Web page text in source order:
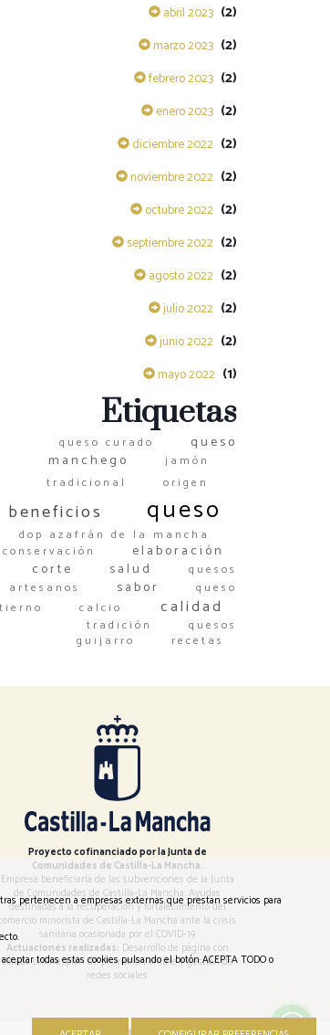
abril 2023 (2)
marzo 2023 (2)
febrero 2023 (2)
enero 2023 (2)
diciembre 2022 (2)
noviembre 2022 (2)
octubre 2022 (2)
septiembre 2022 (2)
agosto 2022 (2)
julio 2022 (2)
junio 2022 (2)
mayo 2022 (1)
Etiquetas
queso curado
queso
manchego
jamón
tradicional
origen
beneficios queso
dop azafrán de la mancha
conservación
elaboración
corte
salud
quesos
artesanos
sabor
queso
tierno
calcio calidad
tradición
quesos
guijarro
recetas
Proyecto cofinanciado por la Junta de
Comunidades de Castilla-La Mancha.
Empresa beneficiaria de las subvenciones de la Junta
de Comunidades de Castilla-La Mancha: Ayudas
destinadas a la recuperación y fortalecimiento del
minorista de Castilla-La Mancha ante la crisis
sanitaria ocasionada por el COVID-19
Actuaciones realizadas: Desarrollo de página con
tienda online, plan de promoción online y gestión de
redes sociales
pertenecen a empresas externas que prestan servicios para
todas estas cookies pulsando el botón ACEPTA TODO o